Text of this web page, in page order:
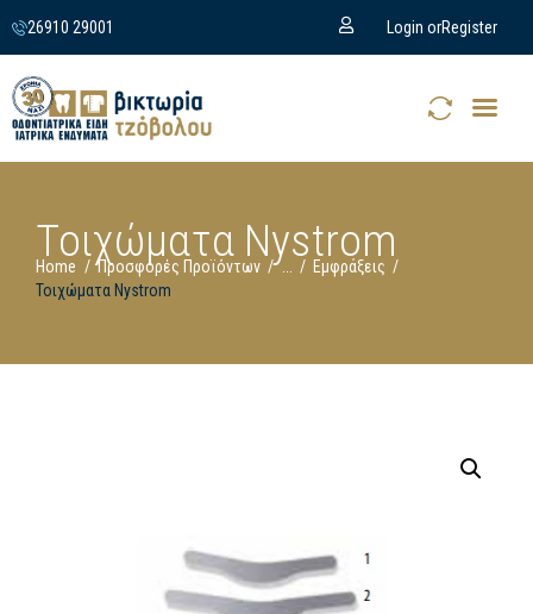
26910 29001 Login orRegister
Τοιχώματα Nystrom
Home Προσφορές Προϊόντων ...
Εμφράξεις
Τοιχώματα Nystrom